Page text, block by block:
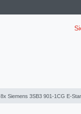
8x Siemens 3SB3 901-1CG E-